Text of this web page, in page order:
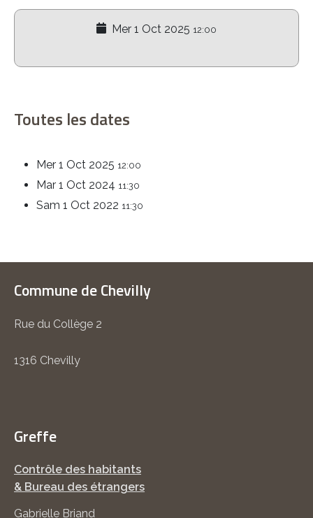
Mer 1 Oct 2025 12:00
Toutes les dates
Mer 1 Oct 2025 12:00
Mar 1 Oct 2024 11:30
Sam 1 Oct 2022 11:30
Commune de Chevilly
Rue du Collège 2
1316 Chevilly
Greffe
Contrôle des habitants
& Bureau des étrangers
Gabrielle Briand